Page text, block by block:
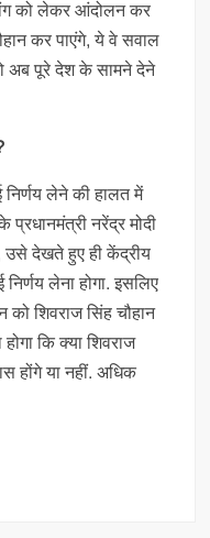
को लेकर आंदोलन कर
कर पाएंगे, ये वे सवाल
अब पूरे देश के सामने देने
लेने की हालत में
नरेंद्र मोदी
उसे देखते हुए ही केंद्रीय
लेना होगा. इसलिए
को शिवराज सिंह चौहान
होगा कि क्या शिवराज
होंगे या नहीं. अधिक